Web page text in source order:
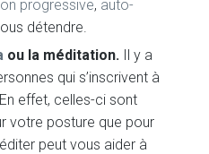
progressive, auto-
détendre.
ou la méditation. Il y a
qui s’inscrivent à
effet, celles-ci sont
votre posture que pour
peut vous aider à